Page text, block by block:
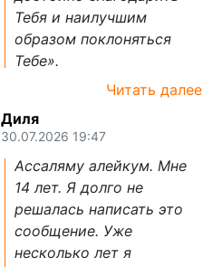
Тебя и наилучшим
образом поклоняться
Тебе».
Читать далее
Диля
30.07.2026 19:47
Ассаляму алейкум. Мне
14 лет. Я долго не
решалась написать это
сообщение. Уже
несколько лет я